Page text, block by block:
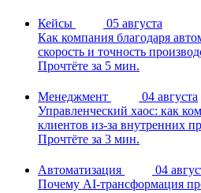
Кейсы
05 августа
Как компания благодаря
скорость и точность
Прочтёте за 5 мин.
Менеджмент
04 августа
Управленческий хаос: как
клиентов из-за внутренних
Прочтёте за 3 мин.
Автоматизация
04
Почему AI-трансформация